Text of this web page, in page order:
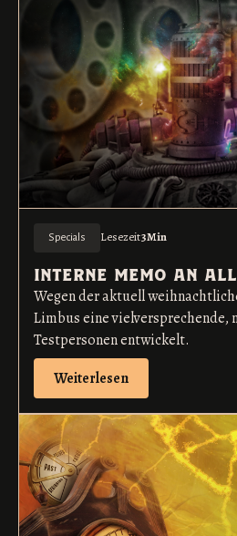
Specials Lesezeit3Min
interne memo an
Wegen der aktuell
Limbus eine vielversprechende,
Testpersonen entwickelt.
Weiterlesen